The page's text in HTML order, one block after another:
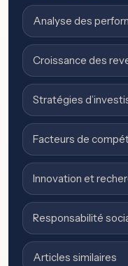
Analyse des
Croissance des
Stratégies
Facteurs de
Innovation et
Responsabilité
Articles similaires